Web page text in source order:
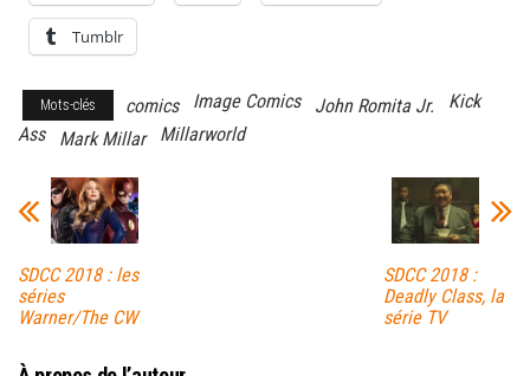
Tumblr
Mots-clés comics Image Comics John Romita Jr.
Kick
Ass
Mark Millar Millarworld
SDCC 2018 : les
séries
Warner/The CW
SDCC 2018 :
Deadly Class, la
série TV